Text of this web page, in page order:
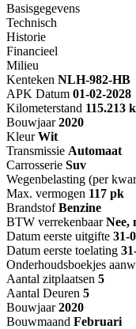
Basisgegevens
Technisch
Historie
Financieel
Milieu
Kenteken NLH-982-HB
APK Datum 01-02-2028
Kilometerstand 115.213
Bouwjaar 2020
Kleur Wit
Transmissie Automaat
Carrosserie Suv
Wegenbelasting (per
Max. vermogen 117 pk
Brandstof Benzine
BTW verrekenbaar Nee,
Datum eerste uitgifte 31-
Datum eerste toelating
Onderhoudsboekjes
Aantal zitplaatsen 5
Aantal Deuren 5
Bouwjaar 2020
Bouwmaand Februari